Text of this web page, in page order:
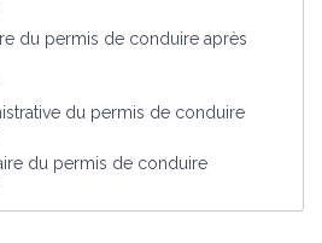
du permis de conduire après
du permis de conduire
du permis de conduire